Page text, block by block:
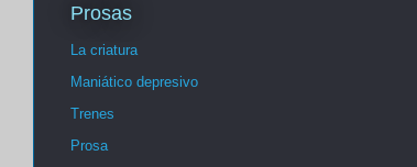
Prosas
La criatura
Maniático depresivo
Trenes
Prosa